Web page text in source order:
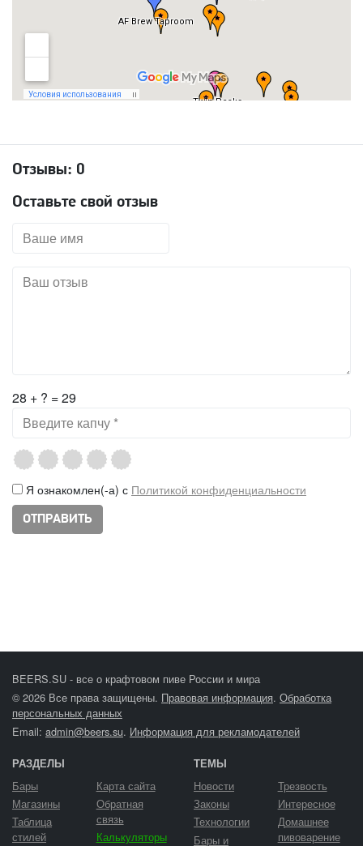
Отзывы: 0
Оставьте свой отзыв
28 + ? = 29
Я ознакомлен(-а) с Политикой конфиденциальности
BEERS.SU - все о крафтовом пиве России и мира
© 2026 Все права защищены. Правовая информация. Обработка
персональных данных
Email: admin@beers.su. Информация для рекламодателей
РАЗДЕЛЫ
Бары
Магазины
Таблица
стилей
Карта сайта
Обратная
связь
Калькуляторы
ТЕМЫ
Новости
Законы
Технологии
Бары и
Трезвость
Интересное
Домашнее
пивоварение